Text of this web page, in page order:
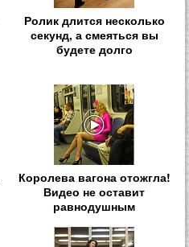
Ролик длится несколько
секунд, а смеяться вы
будете долго
Королева вагона отожгла!
Видео не оставит
равнодушным